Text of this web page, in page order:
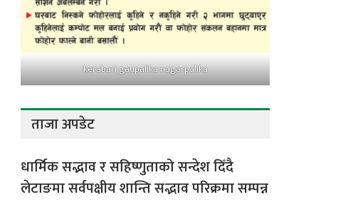
kerabari gaupalika nagarpalika
ताजा अपडेट
धार्मिक सद्भाव र सहिष्णुताको सन्देश दिँदै
लेटाङमा सर्वपक्षीय शान्ति सद्भाव परिक्रमा सम्पन्न